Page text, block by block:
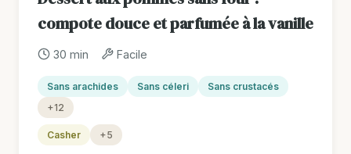
compote douce et parfumée à la vanille
30 min Facile
Sans arachides Sans céleri
Sans crustacés
+12
Casher +5